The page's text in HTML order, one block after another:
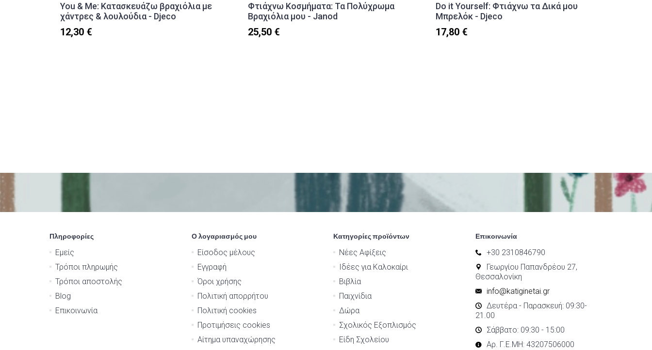
You & Me: Κατασκευάζω βραχιόλια με
χάντρες & λουλούδια - Djeco
12,30 €
Φτιάχνω Κοσμήματα: Τα Πολύχρωμα
Βραχιόλια μου - Janod
25,50 €
Do it Yourself: Φτιάχνω τα Δικά μου
Μπρελόκ - Djeco
17,80 €
Πληροφορίες
Εμείς
Τρόποι πληρωμής
Τρόποι αποστολής
Blog
Επικοινωνία
Ο λογαριασμός μου
Είσοδος μέλους
Εγγραφή
Όροι χρήσης
Πολιτική απορρήτου
Πολιτική cookies
Προτιμήσεις cookies
Αίτημα υπαναχώρησης
Κατηγορίες προϊόντων
Νέες Αφίξεις
Ιδέες για Καλοκαίρι
Βιβλία
Παιχνίδια
Δώρα
Σχολικός Εξοπλισμός
Είδη Σχολείου
Επικοινωνία
+30 2310846790
Γεωργίου Παπανδρέου 27,
Θεσσαλονίκη
info@katiginetai.gr
Δευτέρα - Παρασκευή: 09:30-
21.00
Σάββατο: 09:30 - 15:00
Αρ. Γ.Ε.ΜΗ: 43207506000